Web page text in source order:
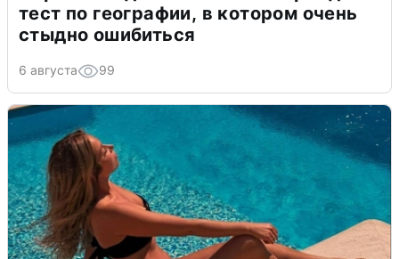
тест по географии, в котором очень
стыдно ошибиться
6 августа 99